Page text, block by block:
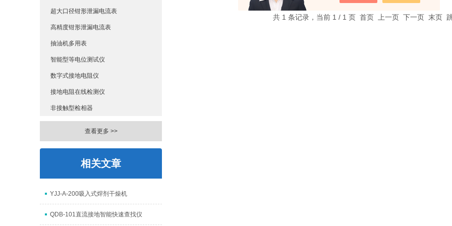
超大口径钳形泄漏电流表
高精度钳形泄漏电流表
抽油机多用表
智能型等电位测试仪
数字式接地电阻仪
接地电阻在线检测仪
非接触型检相器
查看更多 >>
相关文章
YJJ-A-200吸入式焊剂干燥机
QDB-101直流接地智能快速查找仪
共 1 条记录，当前 1 / 1 页 首页 上一页 下一页 末页